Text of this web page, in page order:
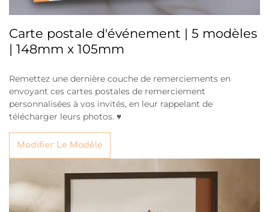
Carte postale d'événement | 5 modèles
| 148mm x 105mm
Remettez une dernière couche de remerciements en
envoyant ces cartes postales de remerciement
personnalisées à vos invités, en leur rappelant de
télécharger leurs photos. ♥
Modifier Le Modèle